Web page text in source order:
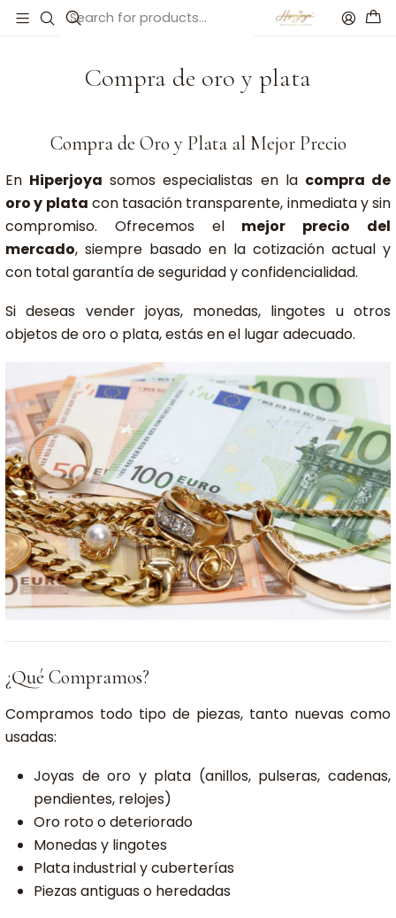
Início Compra de oro y plata
Compra de oro y plata
Compra de Oro y Plata al Mejor Precio
En Hiperjoya somos especialistas en la compra de
oro y plata con tasación transparente, inmediata y sin
compromiso. Ofrecemos el mejor precio del
mercado, siempre basado en la cotización actual y
con total garantía de seguridad y confidencialidad.
Si deseas vender joyas, monedas, lingotes u otros
objetos de oro o plata, estás en el lugar adecuado.
¿Qué Compramos?
Compramos todo tipo de piezas, tanto nuevas como
usadas:
Joyas de oro y plata (anillos, pulseras, cadenas,
pendientes, relojes)
Oro roto o deteriorado
Monedas y lingotes
Plata industrial y cuberterías
Piezas antiguas o heredadas